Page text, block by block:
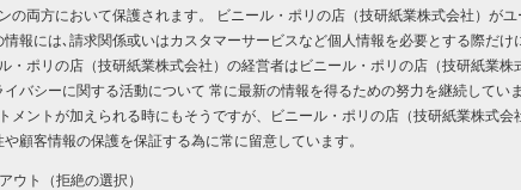
の両方において保護されます。 ビニール・ポリの店（技研紙業株式会社）が
報には､請求関係或いはカスタマーサービスなど個人情報を必要とする際だけ
・ポリの店（技研紙業株式会社）の経営者はビニール・ポリの店（技研紙業株
イバシーに関する活動について 常に最新の情報を得るための努力を継続してい
メントが加えられる時にもそうですが、ビニール・ポリの店（技研紙業株式会
顧客情報の保護を保証する為に常に留意しています。
ウト（拒絶の選択）